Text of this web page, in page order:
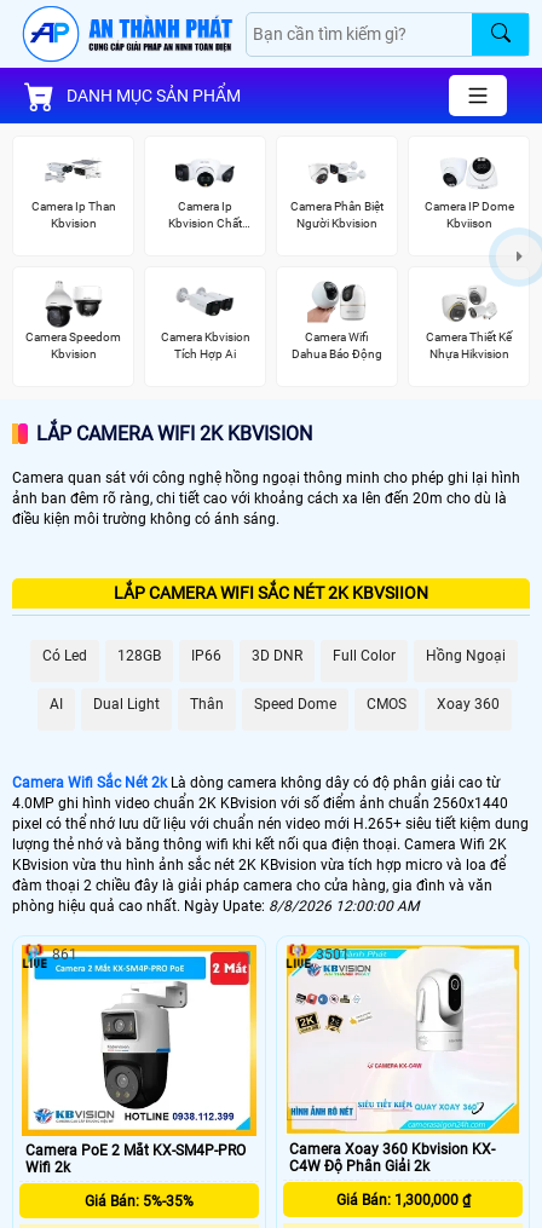
DANH MỤC SẢN PHẨM
Camera Ip Than
Kbvision
Camera Ip
Kbvision Chất
Camera Phân Biệt
Người Kbvision
Camera IP Dome
Kbviison
Camera Speedom
Kbvision
Camera Kbvision
Tích Hợp Ai
Camera Wifi
Dahua Báo Động
Camera Thiết Kế
Nhựa Hikvision
LẮP CAMERA WIFI 2K KBVISION
Camera quan sát với công nghệ hồng ngoại thông minh cho phép ghi lại hình
ảnh ban đêm rõ ràng, chi tiết cao với khoảng cách xa lên đến 20m cho dù là
điều kiện môi trường không có ánh sáng.
LẮP CAMERA WIFI SẮC NÉT 2K KBVSIION
Có Led 128GB IP66 3D DNR Full Color Hồng Ngoại
AI Dual Light Thân Speed Dome CMOS Xoay 360
Camera Wifi Sắc Nét 2kLà dòng camera không dây có độ phân giải cao từ
4.0MP ghi hình video chuẩn 2K KBvision với số điểm ảnh chuẩn 2560x1440
pixel có thể nhớ lưu dữ liệu với chuẩn nén video mới H.265+ siêu tiết kiệm dung
lượng thẻ nhớ và băng thông wifi khi kết nối qua điện thoại. Camera Wifi 2K
KBvision vừa thu hình ảnh sắc nét 2K KBvision vừa tích hợp micro và loa để
đàm thoại 2 chiều đây là giải pháp camera cho cửa hàng, gia đình và văn
phòng hiệu quả cao nhất. Ngày Upate: 8/8/2026 12:00:00 AM
Camera PoE 2 Mắt KX-SM4P-PRO
Wifi 2k
Giá Bán: 5%-35%
861
Camera Xoay 360 Kbvision KX-
C4W Độ Phân Giải 2k
Giá Bán: 1,300,000 ₫
3501